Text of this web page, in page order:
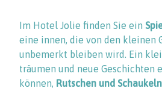
Im Hotel Jolie finden Sie ein
eine innen, die von den kleinen
unbemerkt bleiben wird. Ein
träumen und neue Geschichten
können, Rutschen und Schaukeln